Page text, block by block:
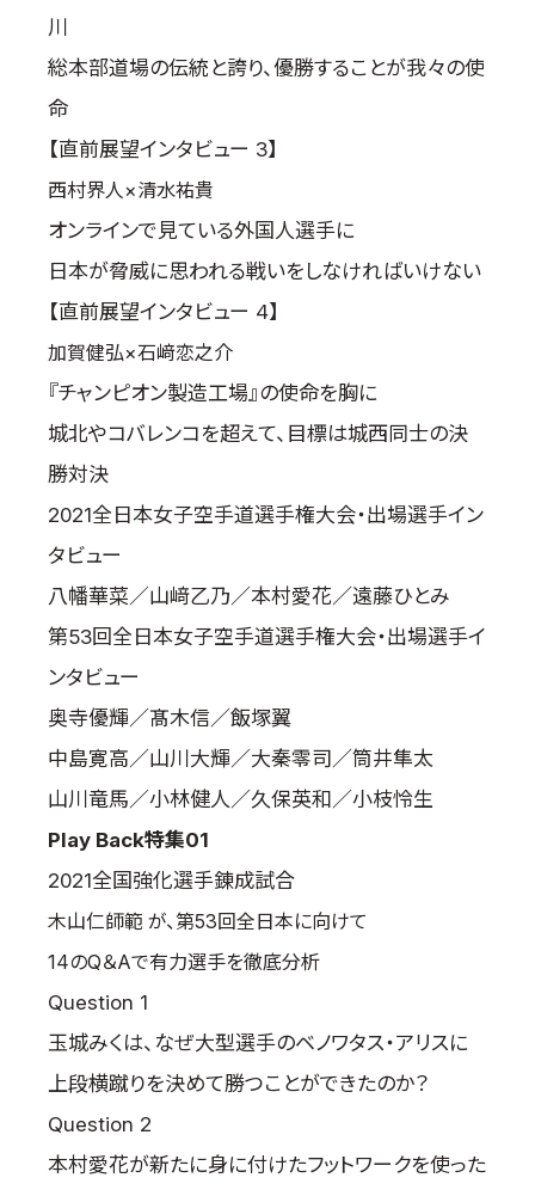
川
総本部道場の伝統と誇り、優勝することが我々の使
命
【直前展望インタビュー 3】
西村界人×清水祐貴
オンラインで見ている外国人選手に
日本が脅威に思われる戦いをしなければいけない
【直前展望インタビュー 4】
加賀健弘×石﨑恋之介
『チャンピオン製造工場』の使命を胸に
城北やコバレンコを超えて、目標は城西同士の決
勝対決
2021全日本女子空手道選手権大会・出場選手イン
タビュー
八幡華菜／山﨑乙乃／本村愛花／遠藤ひとみ
第53回全日本女子空手道選手権大会・出場選手イ
ンタビュー
奥寺優輝／髙木信／飯塚翼
中島寛高／山川大輝／大秦零司／筒井隼太
山川竜馬／小林健人／久保英和／小枝怜生
Play Back特集01
2021全国強化選手錬成試合
木山仁師範 が、第53回全日本に向けて
14のQ＆Aで有力選手を徹底分析
Question 1
玉城みくは、なぜ大型選手のベノワタス・アリスに
上段横蹴りを決めて勝つことができたのか？
Question 2
本村愛花が新たに身に付けたフットワークを使った